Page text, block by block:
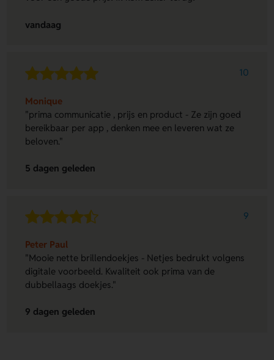
vandaag
10
Monique
"prima communicatie , prijs en product - Ze zijn goed
bereikbaar per app , denken mee en leveren wat ze
beloven."
5 dagen geleden
9
Peter Paul
"Mooie nette brillendoekjes - Netjes bedrukt volgens
digitale voorbeeld. Kwaliteit ook prima van de
dubbellaags doekjes."
9 dagen geleden